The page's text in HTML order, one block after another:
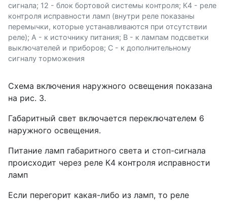
сигнала; 12 - блок бортовой системы контроля; К4 - реле
контроля исправности ламп (внутри реле показаны
перемычки, которые устанавливаются при отсутствии
реле); А - к источнику питания; В - к лампам подсветки
выключателей и приборов; С - к дополнительному
сигналу торможения
Схема включения наружного освещения показана
на рис. 3.
Габаритный свет включается переключателем 6
наружного освещения.
Питание ламп габаритного света и стоп-сигнала
происходит через реле К4 контроля исправности
ламп
Если перегорит какая-либо из ламп, то реле